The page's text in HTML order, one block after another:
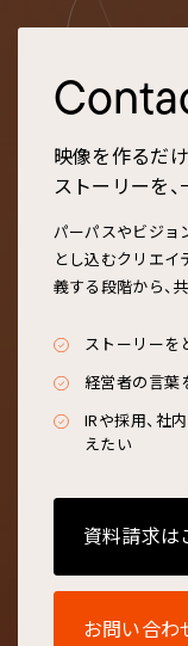
映像を作るだ
ストーリーを、
パーパスやビジョ
とし込むクリエイ
義する段階から、
ストーリーを
経営者の言葉
IRや採用、社
えたい
資料請求は
お問い合わ